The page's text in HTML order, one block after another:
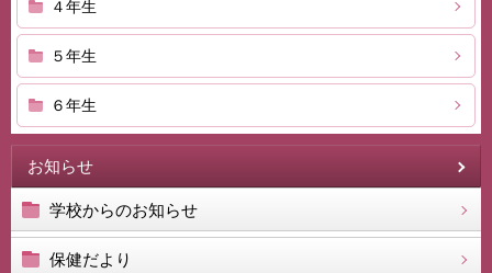
４年生
５年生
６年生
お知らせ
学校からのお知らせ
保健だより